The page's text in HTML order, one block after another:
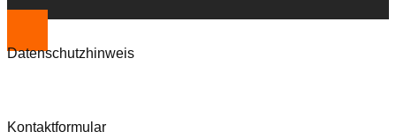
Datenschutzhinweis
Kontaktformular